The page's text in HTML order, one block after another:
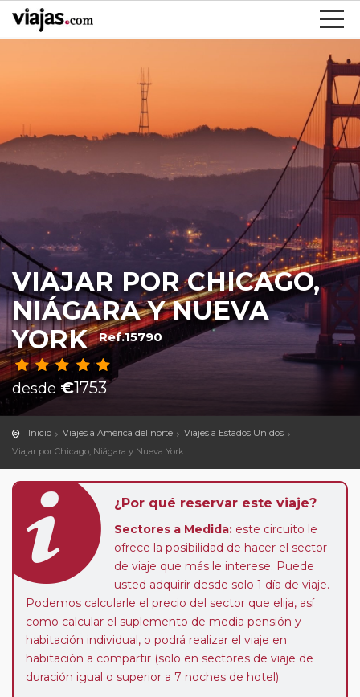
VIAJAR POR CHICAGO,
NIÁGARA Y NUEVA
YORK Ref.15790
desde €1753
Inicio Viajes a América del norte
Viajes a Estados Unidos
Viajar por Chicago, Niágara y Nueva York
¿Por qué reservar este viaje?
Sectores a Medida: este circuito le
ofrece la posibilidad de hacer el sector
de viaje que más le interese. Puede
usted adquirir desde solo 1 día de viaje.
Podemos calcularle el precio del sector que elija, así
como calcular el suplemento de media pensión y
habitación individual, o podrá realizar el viaje en
habitación a compartir (solo en sectores de viaje de
duración igual o superior a 7 noches de hotel).